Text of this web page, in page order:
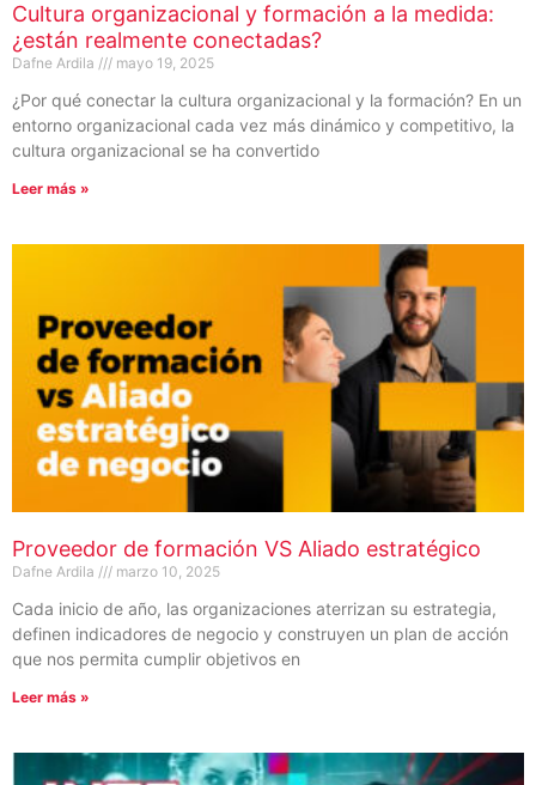
Cultura organizacional y formación a la medida:
¿están realmente conectadas?
Dafne Ardila mayo 19, 2025
¿Por qué conectar la cultura organizacional y la formación? En un
entorno organizacional cada vez más dinámico y competitivo, la
cultura organizacional se ha convertido
Leer más »
Proveedor de formación VS Aliado estratégico
Dafne Ardila marzo 10, 2025
Cada inicio de año, las organizaciones aterrizan su estrategia,
definen indicadores de negocio y construyen un plan de acción
que nos permita cumplir objetivos en
Leer más »